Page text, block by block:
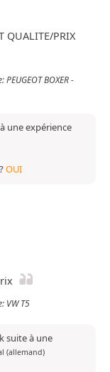
QUALITE/PRIX
BOXER -
une expérience
OUI
VW T5
suite à une
(allemand)